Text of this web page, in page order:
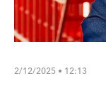
2/12/2025 • 12:13